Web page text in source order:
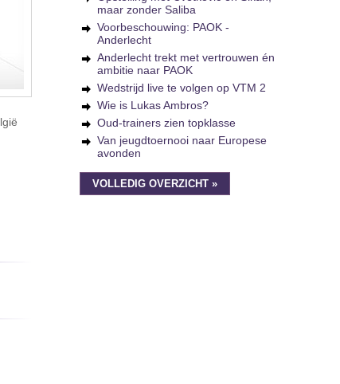
maar zonder Saliba
Voorbeschouwing: PAOK -
Anderlecht
Anderlecht trekt met vertrouwen én
ambitie naar PAOK
Wedstrijd live te volgen op VTM 2
Wie is Lukas Ambros?
Oud-trainers zien topklasse
Van jeugdtoernooi naar Europese
avonden
VOLLEDIG OVERZICHT »